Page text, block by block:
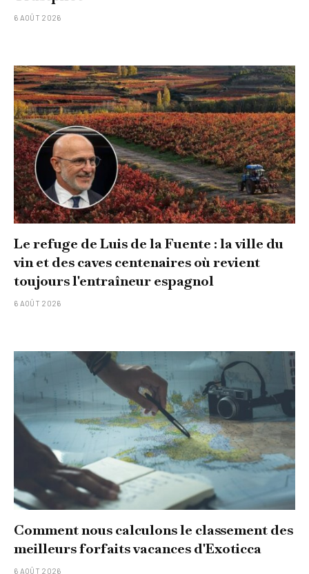
6 AOÛT 2026
Le refuge de Luis de la Fuente : la ville du
vin et des caves centenaires où revient
toujours l'entraîneur espagnol
6 AOÛT 2026
Comment nous calculons le classement des
meilleurs forfaits vacances d'Exoticca
6 AOÛT 2026